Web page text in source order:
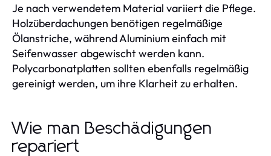
Je nach verwendetem Material variiert die Pflege.
Holzüberdachungen benötigen regelmäßige
Ölanstriche, während Aluminium einfach mit
Seifenwasser abgewischt werden kann.
Polycarbonatplatten sollten ebenfalls regelmäßig
gereinigt werden, um ihre Klarheit zu erhalten.
Wie man Beschädigungen
repariert